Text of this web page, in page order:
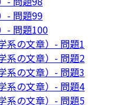
- 問題99
- 問題100
系の文章）- 問題1
系の文章）- 問題2
系の文章）- 問題3
系の文章）- 問題4
系の文章）- 問題5